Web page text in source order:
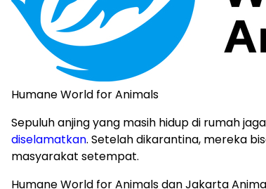
Humane World for Animals
Sepuluh anjing yang masih hidup di rumah
diselamatkan. Setelah dikarantina, mereka
masyarakat setempat.
Humane World for Animals dan Jakarta